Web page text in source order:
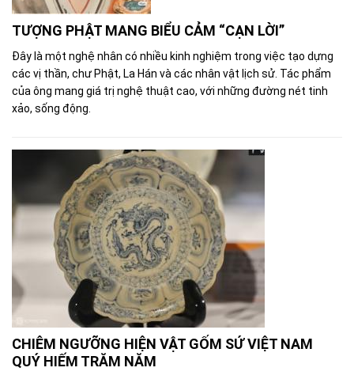
TƯỢNG PHẬT MANG BIỂU CẢM “CẠN LỜI”
Đây là một nghệ nhân có nhiều kinh nghiệm trong việc tạo dựng
các vị thần, chư Phật, La Hán và các nhân vật lịch sử. Tác phẩm
của ông mang giá trị nghệ thuật cao, với những đường nét tinh
xảo, sống động.
CHIÊM NGƯỠNG HIỆN VẬT GỐM SỨ VIỆT NAM
QUÝ HIẾM TRĂM NĂM